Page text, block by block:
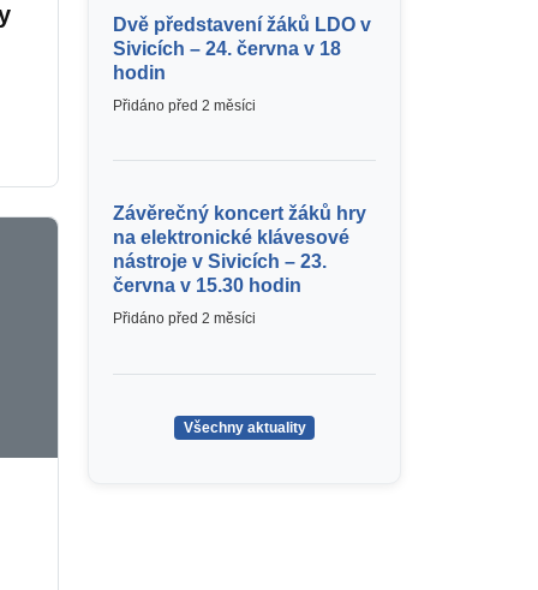
Dvě představení žáků LDO v
Sivicích – 24. června v 18
hodin
Přidáno před 2 měsíci
Závěrečný koncert žáků hry
na elektronické klávesové
nástroje v Sivicích – 23.
června v 15.30 hodin
Přidáno před 2 měsíci
Všechny aktuality